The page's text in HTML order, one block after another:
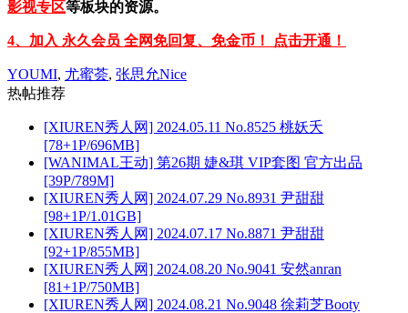
影视专区等板块的资源。
4、加入 永久会员 全网免回复、免金币！ 点击开通！
YOUMI, 尤蜜荟, 张思允Nice
热帖推荐
[XIUREN秀人网] 2024.05.11 No.8525 桃妖夭
[78+1P/696MB]
[WANIMAL王动] 第26期 婕&琪 VIP套图 官方出品
[39P/789M]
[XIUREN秀人网] 2024.07.29 No.8931 尹甜甜
[98+1P/1.01GB]
[XIUREN秀人网] 2024.07.17 No.8871 尹甜甜
[92+1P/855MB]
[XIUREN秀人网] 2024.08.20 No.9041 安然anran
[81+1P/750MB]
[XIUREN秀人网] 2024.08.21 No.9048 徐莉芝Booty